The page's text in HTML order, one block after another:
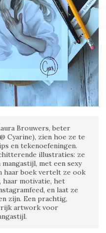
Brouwers, beter
Cyarine), zien hoe ze te
en tekenoefeningen.
illustraties: ze
met een sexy
haar boek vertelt ze ook
motivatie, het
en laat ze
zijn. Een prachtig,
artwork voor